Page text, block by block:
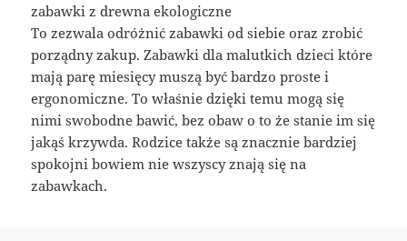
zabawki z drewna ekologiczne
To zezwala odróżnić zabawki od siebie oraz zrobić
porządny zakup. Zabawki dla malutkich dzieci które
mają parę miesięcy muszą być bardzo proste i
ergonomiczne. To właśnie dzięki temu mogą się
nimi swobodne bawić, bez obaw o to że stanie im się
jakąś krzywda. Rodzice także są znacznie bardziej
spokojni bowiem nie wszyscy znają się na
zabawkach.